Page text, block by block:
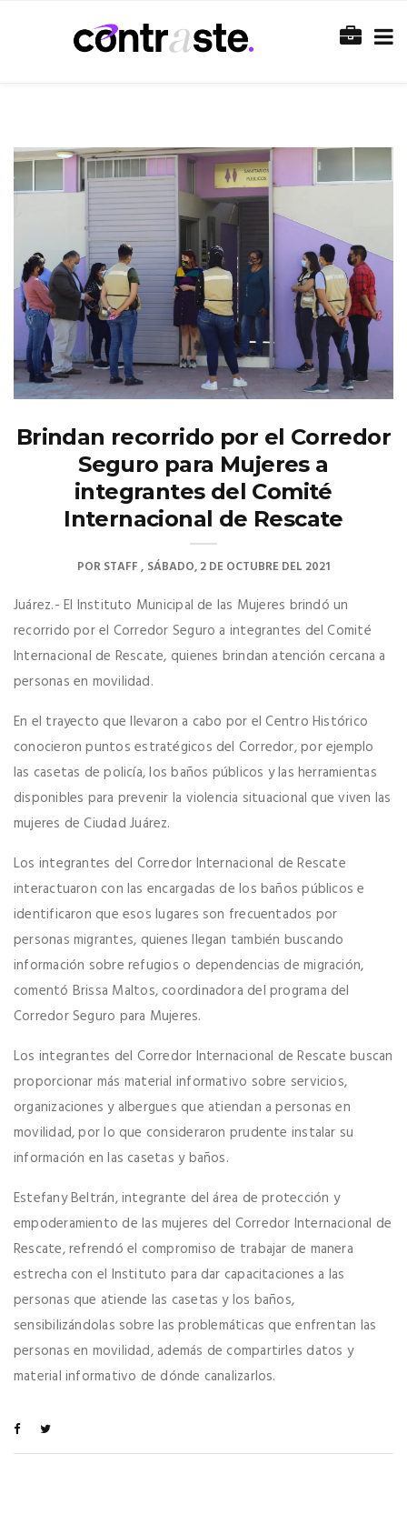
Brindan recorrido por el Corredor
Seguro para Mujeres a
integrantes del Comité
Internacional de Rescate
PORSTAFF SÁBADO, 2 DE OCTUBRE DEL 2021
Juárez.- El Instituto Municipal de las Mujeres brindó un
recorrido por el Corredor Seguro a integrantes del Comité
Internacional de Rescate, quienes brindan atención cercana a
personas en movilidad.
En el trayecto que llevaron a cabo por el Centro Histórico
conocieron puntos estratégicos del Corredor, por ejemplo
las casetas de policía, los baños públicos y las herramientas
disponibles para prevenir la violencia situacional que viven las
mujeres de Ciudad Juárez.
Los integrantes del Corredor Internacional de Rescate
interactuaron con las encargadas de los baños públicos e
identificaron que esos lugares son frecuentados por
personas migrantes, quienes llegan también buscando
información sobre refugios o dependencias de migración,
comentó Brissa Maltos, coordinadora del programa del
Corredor Seguro para Mujeres.
Los integrantes del Corredor Internacional de Rescate buscan
proporcionar más material informativo sobre servicios,
organizaciones y albergues que atiendan a personas en
movilidad, por lo que consideraron prudente instalar su
información en las casetas y baños.
Estefany Beltrán, integrante del área de protección y
empoderamiento de las mujeres del Corredor Internacional de
Rescate, refrendó el compromiso de trabajar de manera
estrecha con el Instituto para dar capacitaciones a las
personas que atiende las casetas y los baños,
sensibilizándolas sobre las problemáticas que enfrentan las
personas en movilidad, además de compartirles datos y
material informativo de dónde canalizarlos.